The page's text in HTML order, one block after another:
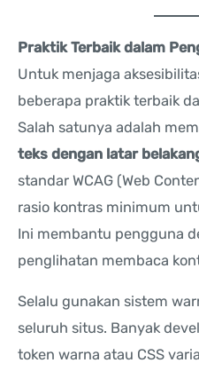
Praktik Terbaik dalam
Untuk menjaga
beberapa praktik terbaik
Salah satunya adalah
teks dengan latar
standar WCAG (Web
rasio kontras minimum
Ini membantu pengguna
penglihatan membaca
Selalu gunakan sistem
seluruh situs. Banyak
token warna atau CSS